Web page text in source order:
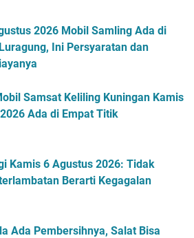
2026 Mobil Samling Ada di
Ini Persyaratan dan
Samsat Keliling Kuningan Kamis
Ada di Empat Titik
Kamis 6 Agustus 2026: Tidak
Berarti Kegagalan
Ada Pembersihnya, Salat Bisa